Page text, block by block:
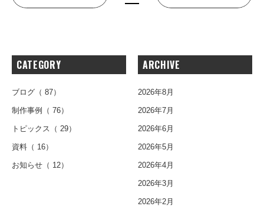
CATEGORY
ブログ （ 87）
制作事例 （ 76）
トピックス （ 29）
資料 （ 16）
お知らせ （ 12）
ARCHIVE
2026年8月
2026年7月
2026年6月
2026年5月
2026年4月
2026年3月
2026年2月